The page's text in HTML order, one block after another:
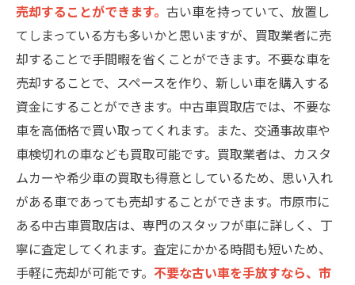
売却することができます。 古い車を持っていて、放置し
てしまっている方も多いかと思いますが、買取業者に売
却することで手間暇を省くことができます。不要な車を
売却することで、スペースを作り、新しい車を購入する
資金にすることができます。中古車買取店では、不要な
車を高価格で買い取ってくれます。また、交通事故車や
車検切れの車なども買取可能です。買取業者は、カスタ
ムカーや希少車の買取も得意としているため、思い入れ
がある車であっても売却することができます。市原市に
ある中古車買取店は、専門のスタッフが車に詳しく、丁
寧に査定してくれます。査定にかかる時間も短いため、
手軽に売却が可能です。 不要な古い車を手放すなら、市